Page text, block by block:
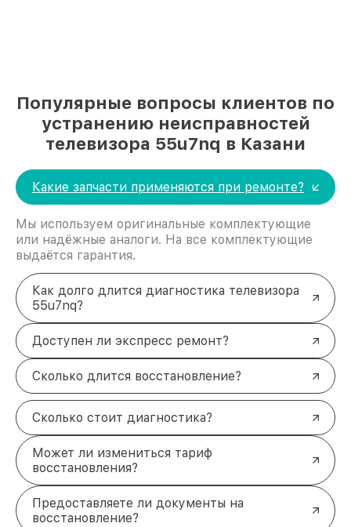
Популярные вопросы клиентов по
устранению неисправностей
телевизора 55u7nq в Казани
Какие запчасти применяются при ремонте?
Мы используем оригинальные комплектующие
или надёжные аналоги. На все комплектующие
выдаётся гарантия.
Как долго длится диагностика телевизора
55u7nq?
Доступен ли экспресс ремонт?
Сколько длится восстановление?
Сколько стоит диагностика?
Может ли измениться тариф
восстановления?
Предоставляете ли документы на
восстановление?